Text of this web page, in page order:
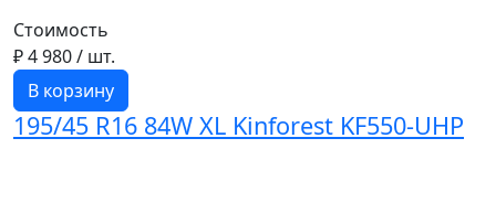
Стоимость
₽ 4 980/ шт.
В корзину
195/45 R16 84W XL Kinforest KF550-UHP